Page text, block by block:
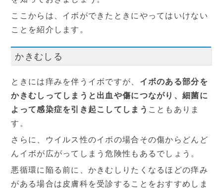
ここからは、イボができたときにやってはいけない
ことを紹介します。
かきむしる
ときには痒みを伴うイボですが、 イボのある部分を
かきむしってしまうと出血や傷につながり、細菌に
よって感染症を引き起こしてしまう こともありま
す。
さらに、ウイルス性のイボの場合その傷からどんど
んイボが広がってしまう危険性もあるでしょう。
悪循環に陥る前に、かきむしりたくなるほどの痒み
がある場合は皮膚科を受診することをおすすめしま